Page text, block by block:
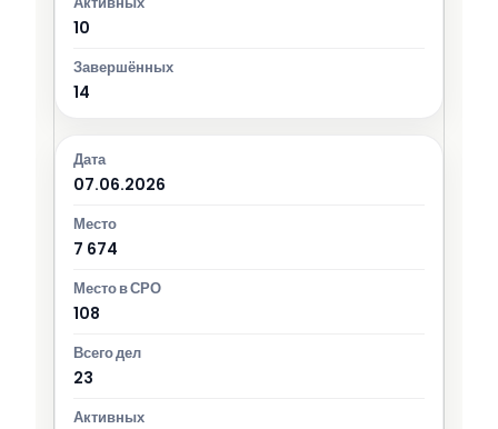
10
14
07.06.2026
7 674
108
23